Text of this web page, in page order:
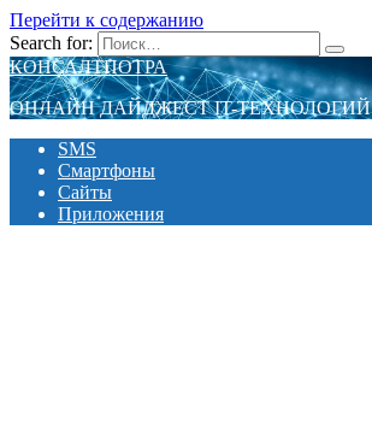
Перейти к содержанию
Search for:
КОНСАЛТПОТРА
ОНЛАЙН ДАЙДЖЕСТ IT-ТЕХНОЛОГИЙ
SMS
Смартфоны
Сайты
Приложения